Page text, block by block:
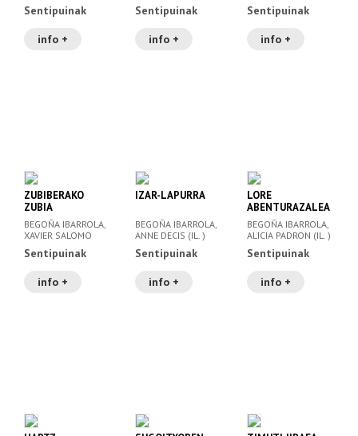
Sentipuinak
info +
Sentipuinak
info +
Sentipuinak
info +
ZUBIBERAKO
ZUBIA
BEGOÑA IBARROLA,
XAVIER SALOMO
FISA (IL. )
Sentipuinak
info +
IZAR-LAPURRA
BEGOÑA IBARROLA,
ANNE DECIS (IL. )
Sentipuinak
info +
LORE
ABENTURAZALEA
BEGOÑA IBARROLA,
ALICIA PADRON (IL. )
Sentipuinak
info +